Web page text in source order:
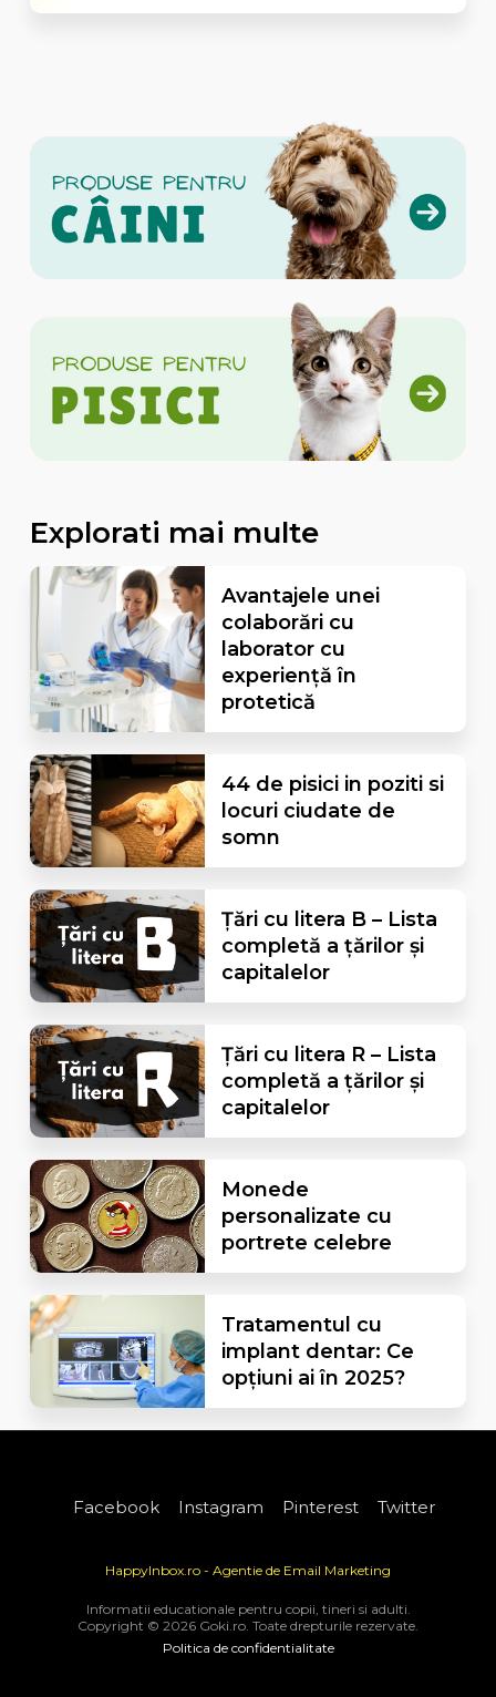
Explorati mai multe
Avantajele unei
colaborări cu
laborator cu
experiență în
protetică
44 de pisici in poziti si
locuri ciudate de
somn
Țări cu litera B – Lista
completă a țărilor și
capitalelor
Țări cu litera R – Lista
completă a țărilor și
capitalelor
Monede
personalizate cu
portrete celebre
Tratamentul cu
implant dentar: Ce
opțiuni ai în 2025?
Facebook Instagram Pinterest Twitter
HappyInbox.ro - Agentie de Email Marketing
Informatii educationale pentru copii, tineri si adulti.
Copyright © 2026 Goki.ro. Toate drepturile rezervate.
Politica de confidentialitate